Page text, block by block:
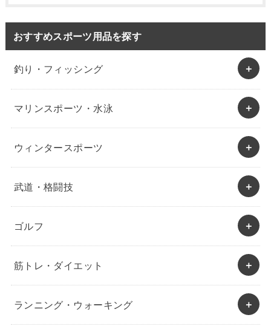
おすすめスポーツ用品を探す
釣り・フィッシング
マリンスポーツ・水泳
ウィンタースポーツ
武道・格闘技
ゴルフ
筋トレ・ダイエット
ランニング・ウォーキング